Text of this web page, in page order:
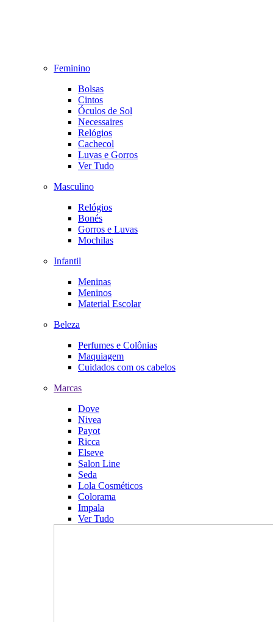
Feminino
Bolsas
Cintos
Óculos de Sol
Necessaires
Relógios
Cachecol
Luvas e Gorros
Ver Tudo
Masculino
Relógios
Bonés
Gorros e Luvas
Mochilas
Infantil
Meninas
Meninos
Material Escolar
Beleza
Perfumes e Colônias
Maquiagem
Cuidados com os cabelos
Marcas
Dove
Nivea
Payot
Ricca
Elseve
Salon Line
Seda
Lola Cosméticos
Colorama
Impala
Ver Tudo